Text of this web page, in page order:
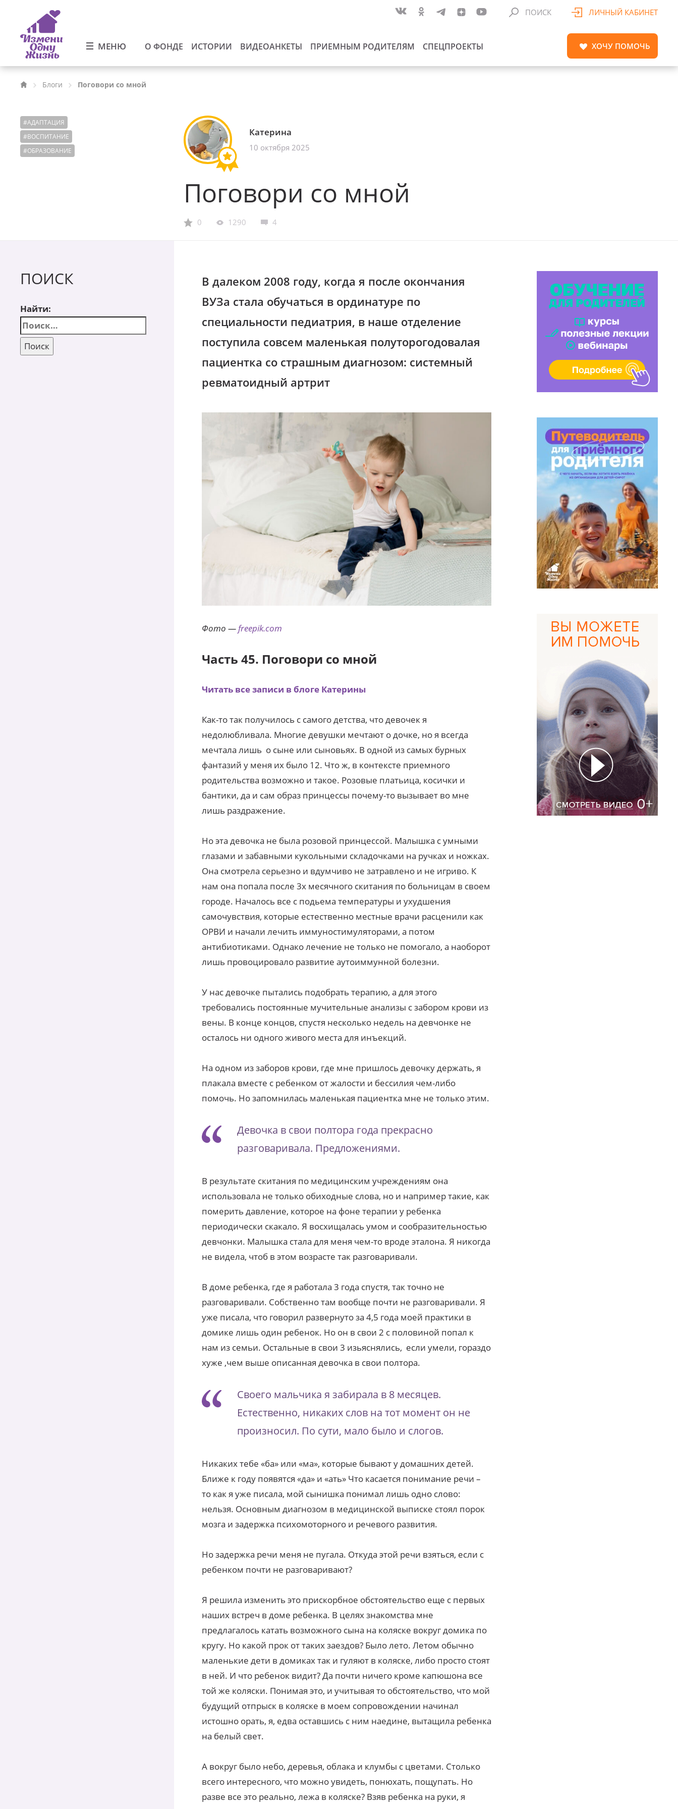
МЕНЮ О ФОНДЕ ИСТОРИИ ВИДЕОАНКЕТЫ ПРИЕМНЫМ РОДИТЕЛЯМ СПЕЦПРОЕКТЫ
ПОИСК ЛИЧНЫЙ КАБИНЕТ
ХОЧУ ПОМОЧЬ
Блоги Поговори со мной
#АДАПТАЦИЯ
#ВОСПИТАНИЕ
#ОБРАЗОВАНИЕ
Катерина
10 октября 2025
Поговори со мной
0 1290 4
ПОИСК
Найти:
В далеком 2008 году, когда я после окончания
ВУЗа стала обучаться в ординатуре по
специальности педиатрия, в наше отделение
поступила совсем маленькая полуторогодовалая
пациентка со страшным диагнозом: системный
ревматоидный артрит
Фото —freepik.com
Часть 45. Поговори со мной
Читать все записи в блоге Катерины
Как-то так получилось с самого детства, что девочек я
недолюбливала. Многие девушки мечтают о дочке, но я всегда
мечтала лишь о сыне или сыновьях. В одной из самых бурных
фантазий у меня их было 12. Что ж, в контексте приемного
родительства возможно и такое. Розовые платьица, косички и
бантики, да и сам образ принцессы почему-то вызывает во мне
лишь раздражение.
Но эта девочка не была розовой принцессой. Малышка с умными
глазами и забавными кукольными складочками на ручках и ножках.
Она смотрела серьезно и вдумчиво не затравлено и не игриво. К
нам она попала после 3х месячного скитания по больницам в своем
городе. Началось все с подьема температуры и ухудшения
самочувствия, которые естественно местные врачи расценили как
ОРВИ и начали лечить иммуностимуляторами, а потом
антибиотиками. Однако лечение не только не помогало, а наоборот
лишь провоцировало развитие аутоиммунной болезни.
У нас девочке пытались подобрать терапию, а для этого
требовались постоянные мучительные анализы с забором крови из
вены. В конце концов, спустя несколько недель на девчонке не
осталось ни одного живого места для инъекций.
На одном из заборов крови, где мне пришлось девочку держать, я
плакала вместе с ребенком от жалости и бессилия чем-либо
помочь. Но запомнилась маленькая пациентка мне не только этим.
Девочка в свои полтора года прекрасно
разговаривала. Предложениями.
В результате скитания по медицинским учреждениям она
использовала не только обиходные слова, но и например такие, как
померить давление, которое на фоне терапии у ребенка
периодически скакало. Я восхищалась умом и сообразительностью
девчонки. Малышка стала для меня чем-то вроде эталона. Я никогда
не видела, чтоб в этом возрасте так разговаривали.
В доме ребенка, где я работала 3 года спустя, так точно не
разговаривали. Собственно там вообще почти не разговаривали. Я
уже писала, что говорил развернуто за 4,5 года моей практики в
домике лишь один ребенок. Но он в свои 2 с половиной попал к
нам из семьи. Остальные в свои 3 изьяснялись, если умели, гораздо
хуже ,чем выше описанная девочка в свои полтора.
Своего мальчика я забирала в 8 месяцев.
Естественно, никаких слов на тот момент он не
произносил. По сути, мало было и слогов.
Никаких тебе «ба» или «мa», которые бывают у домашних детей.
Ближе к году появятся «да» и «ать» Что касается понимание речи –
то как я уже писала, мой сынишка понимал лишь одно слово:
нельзя. Основным диагнозом в медицинской выписке стоял порок
мозга и задержка психомоторного и речевого развития.
Но задержка речи меня не пугала. Откуда этой речи взяться, если с
ребенком почти не разговаривают?
Я решила изменить это прискорбное обстоятельство еще с первых
наших встреч в доме ребенка. В целях знакомства мне
предлагалось катать возможного сына на коляске вокруг домика по
кругу. Но какой прок от таких заездов? Было лето. Летом обычно
маленькие дети в домиках так и гуляют в коляске, либо просто стоят
в ней. И что ребенок видит? Да почти ничего кроме капюшона все
той же коляски. Понимая это, и учитывая то обстоятельство, что мой
будущий отпрыск в коляске в моем сопровождении начинал
истошно орать, я, едва оставшись с ним наедине, вытащила ребенка
на белый свет.
А вокруг было небо, деревья, облака и клумбы с цветами. Столько
всего интересного, что можно увидеть, понюхать, пощупать. Но
разве все это реально, лежа в коляске? Взяв ребенка на руки, я